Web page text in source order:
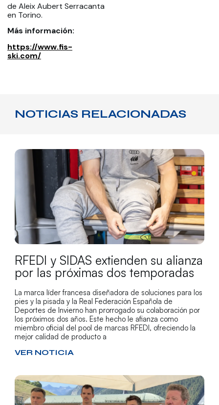
de Aleix Aubert Serracanta
en Torino.
Más información:
https://www.fis-
ski.com/
NOTICIAS RELACIONADAS
RFEDI y SIDAS extienden su alianza
por las próximas dos temporadas
La marca líder francesa diseñadora de soluciones para los
pies y la pisada y la Real Federación Española de
Deportes de Invierno han prorrogado su colaboración por
los próximos dos años. Este hecho le afianza como
miembro oficial del pool de marcas RFEDI, ofreciendo la
mejor calidad de producto a
VER NOTICIA